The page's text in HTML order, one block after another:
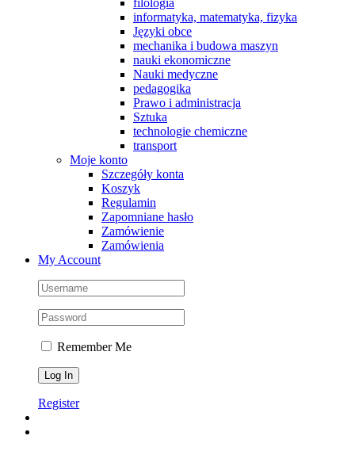
filologia
informatyka, matematyka, fizyka
Języki obce
mechanika i budowa maszyn
nauki ekonomiczne
Nauki medyczne
pedagogika
Prawo i administracja
Sztuka
technologie chemiczne
transport
Moje konto
Szczegóły konta
Koszyk
Regulamin
Zapomniane hasło
Zamówienie
Zamówienia
My Account
Remember Me
Register